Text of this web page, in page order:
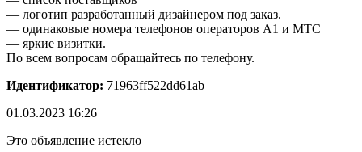
— логотип разработанный дизайнером под заказ.
— одинаковые номера телефонов операторов А1 и МТС
— яркие визитки.
По всем вопросам обращайтесь по телефону.
Идентификатор: 71963ff522dd61ab
01.03.2023 16:26
Это объявление истекло